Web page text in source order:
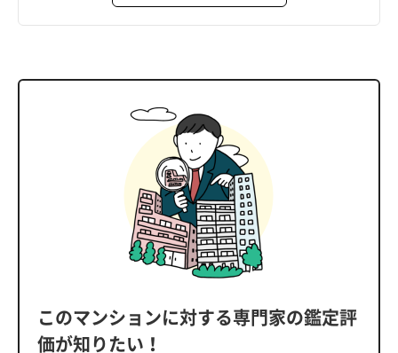
このマンションに対する専門家の鑑定評
価が知りたい！